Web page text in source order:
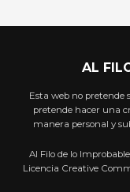
AL
Esta web no pretende
pretende hacer una
manera personal y
Al Filo de lo
Licencia Creative